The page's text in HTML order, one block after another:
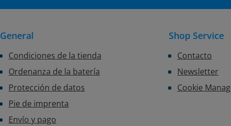
General
Condiciones de la tienda
Ordenanza de la batería
Protección de datos
Pie de imprenta
Envío y pago
Shop Service
Contacto
Newsletter
Cookie